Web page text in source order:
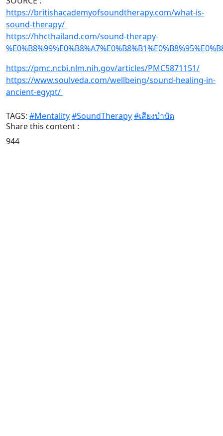
https://britishacademyofsoundtherapy.com/what-is-
sound-therapy/
https://hhcthailand.com/sound-therapy-
https://pmc.ncbi.nlm.nih.gov/articles/PMC5871151/
https://www.soulveda.com/wellbeing/sound-healing-in-
ancient-egypt/
TAGS: #Mentality#SoundTherapy#เสียงบำบัด
Share this content :
944